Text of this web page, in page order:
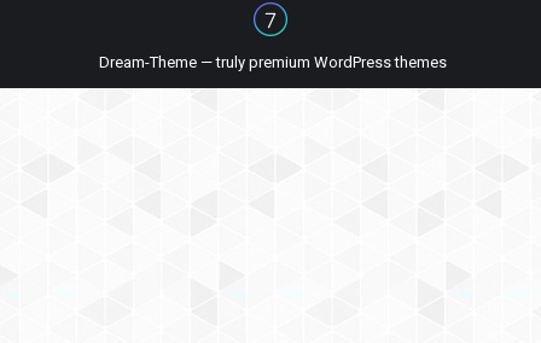
Dream-Theme — truly premium WordPress themes